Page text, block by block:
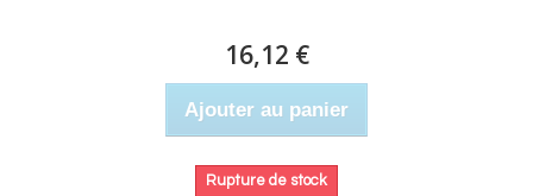
16,12 €
Ajouter au panier
Rupture de stock